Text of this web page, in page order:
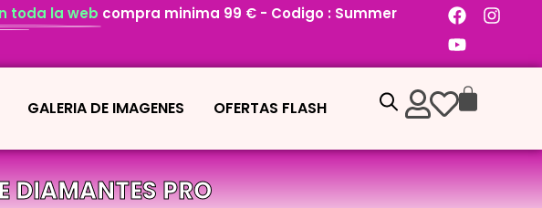
toda la web compra minima 99 € - Codigo : Summer
GALERIA DE IMAGENES OFERTAS FLASH
DIAMANTES PRO